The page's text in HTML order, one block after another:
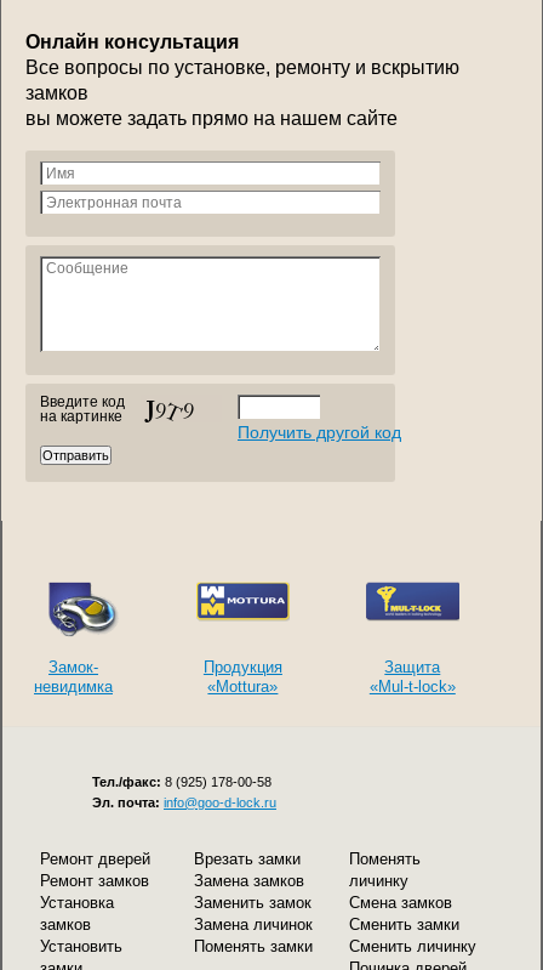
Онлайн консультация
Все вопросы по установке, ремонту и вскрытию
замков
вы можете задать прямо на нашем сайте
Введите код
на картинке
Получить другой код
Замок-
невидимка
Продукция
«Mottura»
Защита
«Mul-t-lock»
Тел./факс: 8 (925) 178-00-58
Эл. почта: info@goo-d-lock.ru
Ремонт дверей
Ремонт замков
Установка
замков
Установить
Врезать замки
Замена замков
Заменить замок
Замена личинок
Поменять замки
Поменять
личинку
Смена замков
Сменить замки
Сменить личинку